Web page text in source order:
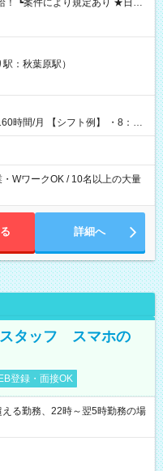
の日に現金GET♪ お仕事後はコ
！ 【試用期間】試
：秋葉原駅）
例】 ・8：00
WワークOK / 10名以上の大量
詳細へ
スタッフ スマホの
登録・面接OK
る勤務、22時～翌5時勤務の場